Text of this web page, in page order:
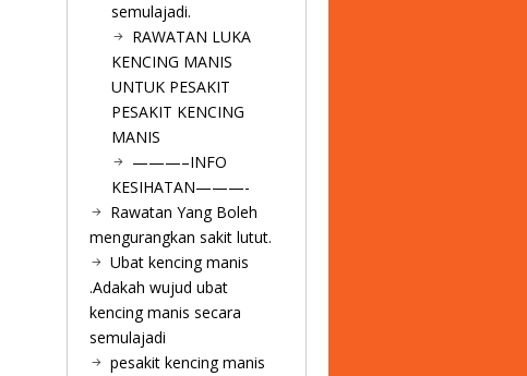
semulajadi.
RAWATAN LUKA
KENCING MANIS
UNTUK PESAKIT
PESAKIT KENCING
MANIS
———–INFO
KESIHATAN———-
Rawatan Yang Boleh
mengurangkan sakit lutut.
Ubat kencing manis
.Adakah wujud ubat
kencing manis secara
semulajadi
pesakit kencing manis